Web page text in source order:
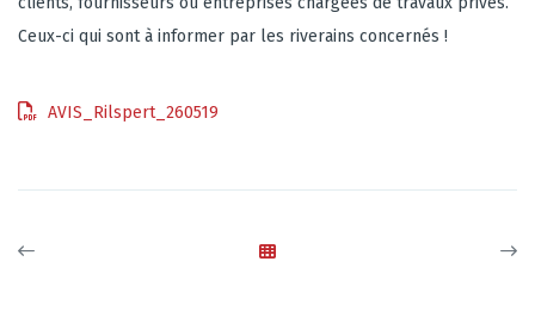
Ceux-ci qui sont à informer par les riverains concernés !
AVIS_Rilspert_260519